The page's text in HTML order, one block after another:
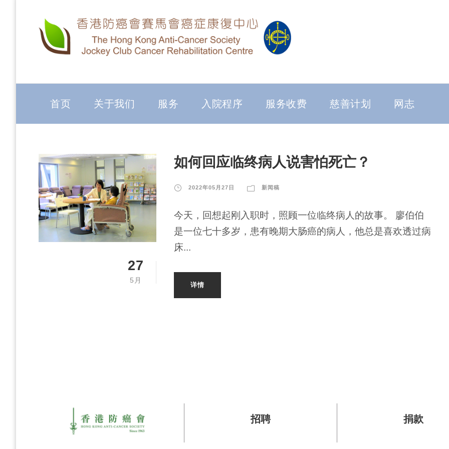
首页 关于我们 服务 入院程序 服务收费 慈善计划 网志
27
5月
如何回应临终病人说害怕死亡？
2022年05月27日 新闻稿
今天，回想起刚入职时，照顾一位临终病人的故事。 廖伯伯
是一位七十多岁，患有晚期大肠癌的病人，他总是喜欢透过病
床...
详情
招聘 捐款